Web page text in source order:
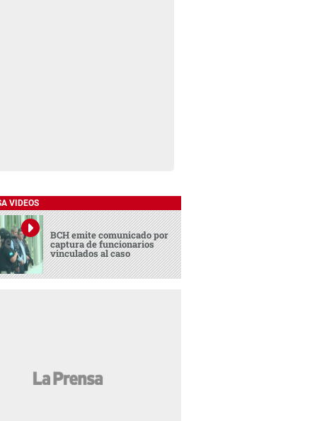
VIDEOS
BCH emite comunicado por
captura de funcionarios
vinculados al caso